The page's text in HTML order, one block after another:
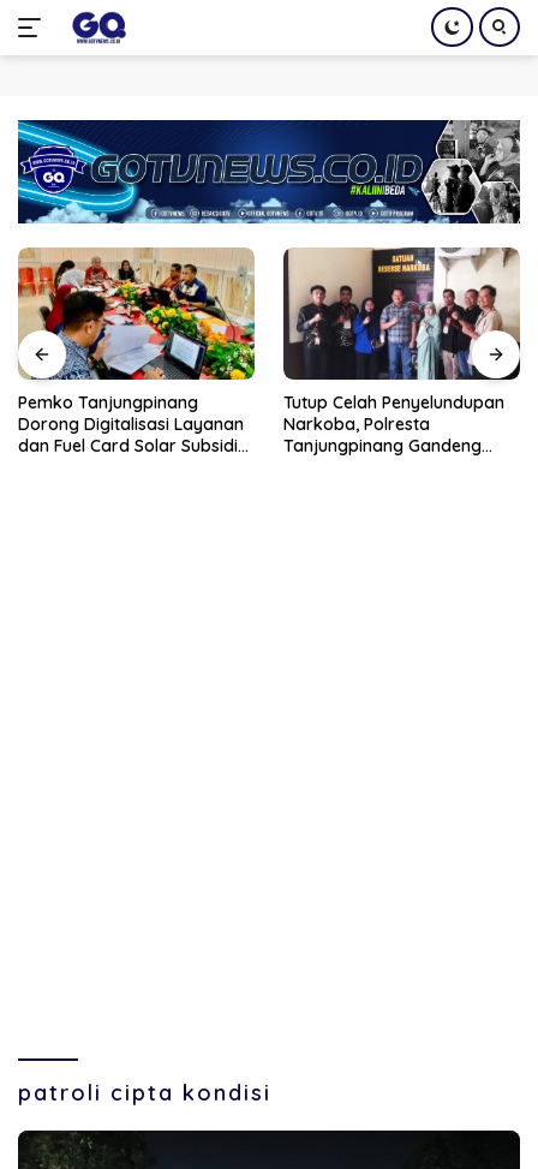
konten
Pemko Tanjungpinang
Dorong Digitalisasi Layanan
dan Fuel Card Solar Subsidi
Tutup Celah Penyelundupan
Narkoba, Polresta
Tanjungpinang Gandeng
patroli cipta kondisi